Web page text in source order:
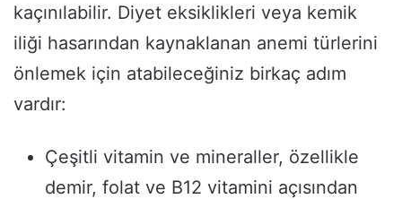
kaçınılabilir. Diyet eksiklikleri veya kemik
iliği hasarından kaynaklanan anemi türlerini
önlemek için atabileceğiniz birkaç adım
vardır:
Çeşitli vitamin ve mineraller, özellikle
demir, folat ve B12 vitamini açısından